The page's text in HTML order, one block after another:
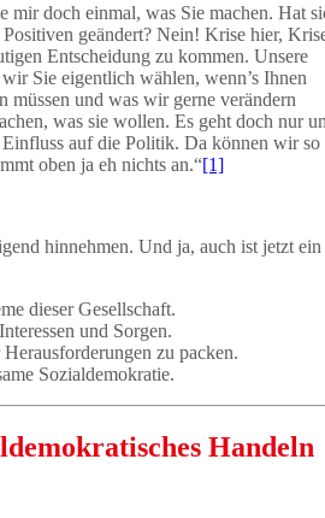
mir doch einmal, was Sie machen. Hat
geändert? Nein! Krise hier,
Entscheidung zu kommen. Unsere
Sie eigentlich wählen, wenn’s Ihnen
müssen und was wir gerne verändern
was sie wollen. Es geht doch nur
auf die Politik. Da können wir so
oben ja eh nichts an.“[1]
hinnehmen. Und ja, auch ist jetzt ein
dieser Gesellschaft.
und Sorgen.
zu packen.
Sozialdemokratie.
Handeln